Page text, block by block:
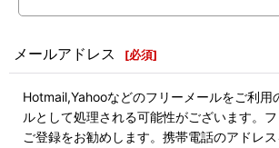
メールアドレス [必須]
Hotmail,Yahooなどのフリーメールをご利用
ルとして処理される可能性がございます。
ご登録をお勧めします。携帯電話のアドレス